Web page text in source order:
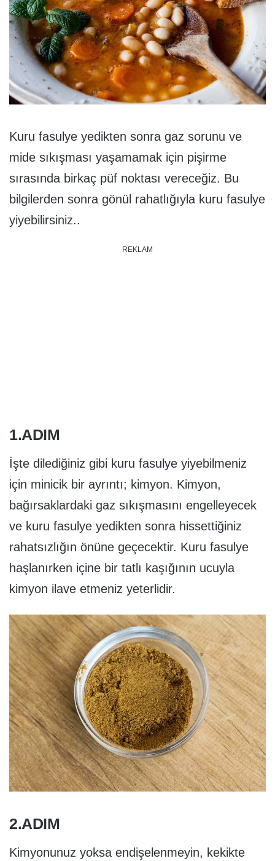
Kuru fasulye yedikten sonra gaz sorunu ve
mide sıkışması yaşamamak için pişirme
sırasında birkaç püf noktası vereceğiz. Bu
bilgilerden sonra gönül rahatlığıyla kuru fasulye
yiyebilirsiniz..
REKLAM
1.ADIM
İşte dilediğiniz gibi kuru fasulye yiyebilmeniz
için minicik bir ayrıntı; kimyon. Kimyon,
bağırsaklardaki gaz sıkışmasını engelleyecek
ve kuru fasulye yedikten sonra hissettiğiniz
rahatsızlığın önüne geçecektir. Kuru fasulye
haşlanırken içine bir tatlı kaşığının ucuyla
kimyon ilave etmeniz yeterlidir.
2.ADIM
Kimyonunuz yoksa endişelenmeyin, kekikte